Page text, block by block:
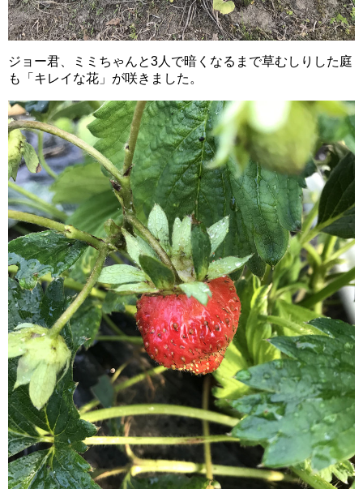
ジョー君、ミミちゃんと3人で暗くなるまで草むしりした庭
も「キレイな花」が咲きました。